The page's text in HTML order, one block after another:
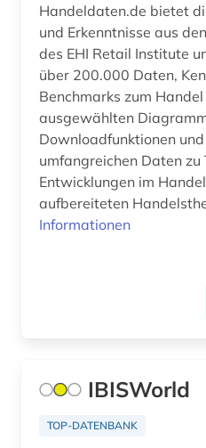
anpassung (1)
anschrift (1)
anthologie (2)
anästhesie (1)
Kanada (11)
Korea (1)
Kroatien (1)
Lettland (3)
Liechtenstein (2)
Litauen (3)
Mittelamerika (5)
Handeldaten.de bietet
und Erkenntnisse aus
des EHI Retail Institute
über 200.000 Daten,
Benchmarks zum
ausgewählten
Downloadfunktionen
umfangreichen Daten zu
Entwicklungen im
aufbereiteten
Informationen
IBISWorld
TOP-DATENBANK